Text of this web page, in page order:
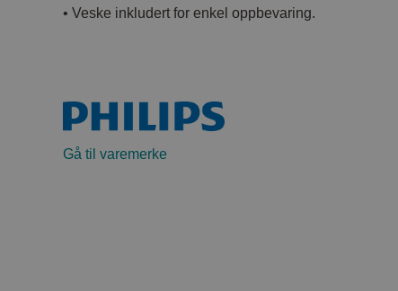
• Veske inkludert for enkel oppbevaring.
Gå til varemerke